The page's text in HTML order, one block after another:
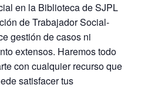
en la Biblioteca de SJPL
de Trabajador Social-
gestión de casos ni
extensos. Haremos todo
con cualquier recurso que
satisfacer tus